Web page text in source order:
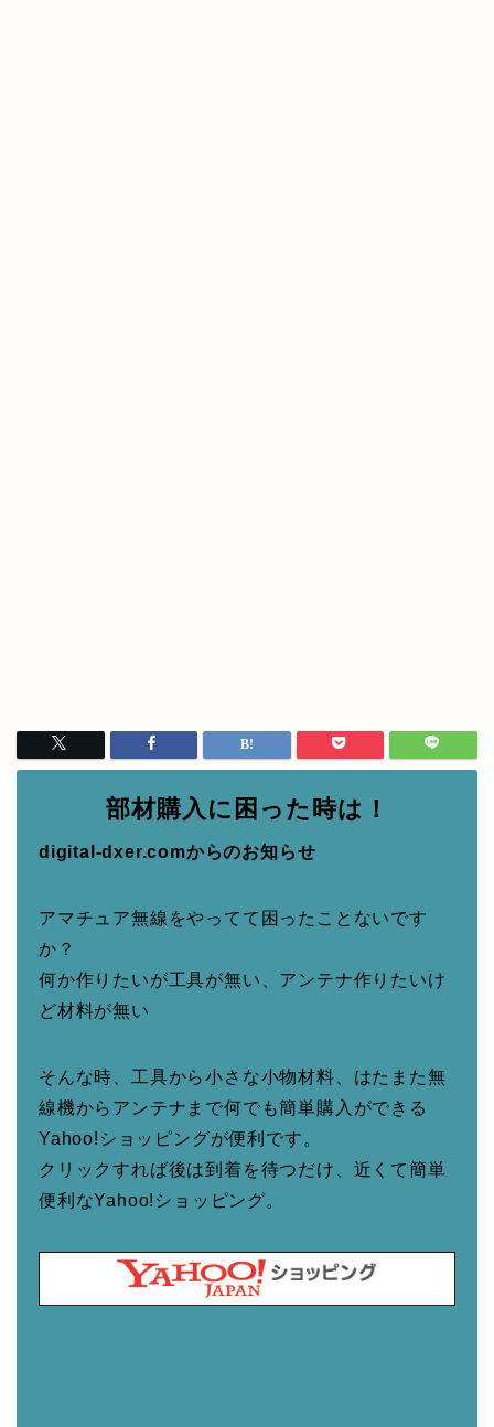
部材購入に困った時は！
digital-dxer.comからのお知らせ
アマチュア無線をやってて困ったことないです
か？
何か作りたいが工具が無い、アンテナ作りたいけ
ど材料が無い
そんな時、工具から小さな小物材料、はたまた無
線機からアンテナまで何でも簡単購入ができる
Yahoo!ショッピングが便利です。
クリックすれば後は到着を待つだけ、近くて簡単
便利なYahoo!ショッピング。